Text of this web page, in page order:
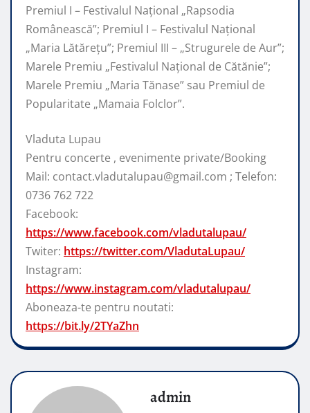
Premiul I – Festivalul Național „Rapsodia
Românească”; Premiul I – Festivalul Național
„Maria Lătărețu”; Premiul III – „Strugurele de Aur”;
Marele Premiu „Festivalul Național de Cătănie”;
Marele Premiu „Maria Tănase” sau Premiul de
Popularitate „Mamaia Folclor”.
Vladuta Lupau
Pentru concerte , evenimente private/Booking
Mail: contact.vladutalupau@gmail.com ; Telefon:
0736 762 722
Facebook:
https://www.facebook.com/vladutalupau/
Twiter: https://twitter.com/VladutaLupau/
Instagram:
https://www.instagram.com/vladutalupau/
Aboneaza-te pentru noutati:
https://bit.ly/2TYaZhn
admin